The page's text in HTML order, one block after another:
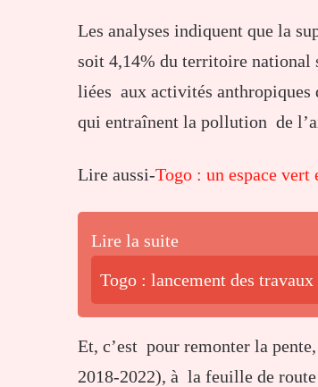
Les analyses indiquent que la
soit 4,14% du territoire national
liées aux activités
qui entraînent la pollution de
Lire aussi-Togo : un espace
Lire la suite
Togo : lancement des
Et, c’est pour remonter la
2018-2022), à la feuille de